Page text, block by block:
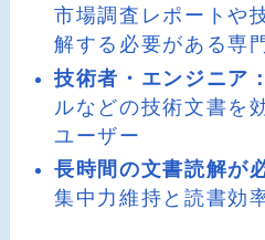
市場調査レポートや
解する必要がある専
技術者・エンジニア：
ルなどの技術文書を
ユーザー
長時間の文書読解が
集中力維持と読書効